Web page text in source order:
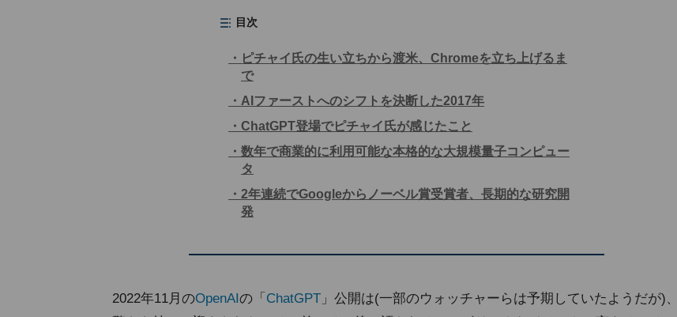
目次
ピチャイ氏の生い立ちから渡米、Chromeを立ち上げるま
で
AIファーストへのシフトを決断した2017年
ChatGPT登場でピチャイ氏が感じたこと
数年で商業的に利用可能な本格的な大規模量子コンピュー
タ
2年連続でGoogleからノーベル賞受賞者、長期的な研究開
発
2022年11月のOpenAIの「 ChatGPT 」公開は(一部のウォッチャーらは予期していたようだが)、